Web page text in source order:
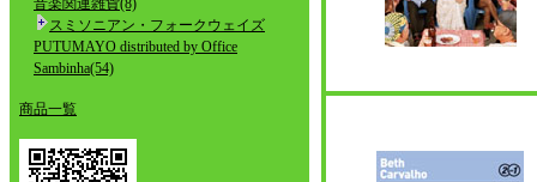
音楽関連雑貨(8)
スミソニアン・フォークウェイズ
PUTUMAYO distributed by Office
Sambinha(54)
商品一覧